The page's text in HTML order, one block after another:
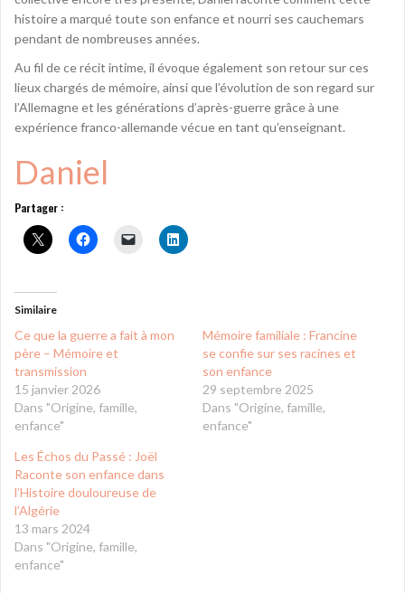
histoire a marqué toute son enfance et nourri ses cauchemars
pendant de nombreuses années.
Au fil de ce récit intime, il évoque également son retour sur ces
lieux chargés de mémoire, ainsi que l’évolution de son regard sur
l’Allemagne et les générations d’après-guerre grâce à une
expérience franco-allemande vécue en tant qu’enseignant.
Daniel
Partager :
Similaire
Ce que la guerre a fait à mon
père – Mémoire et
transmission
15 janvier 2026
Dans "Origine, famille,
enfance"
Mémoire familiale : Francine
se confie sur ses racines et
son enfance
29 septembre 2025
Dans "Origine, famille,
enfance"
Les Échos du Passé : Joël
Raconte son enfance dans
l’Histoire douloureuse de
l’Algérie
13 mars 2024
Dans "Origine, famille,
enfance"